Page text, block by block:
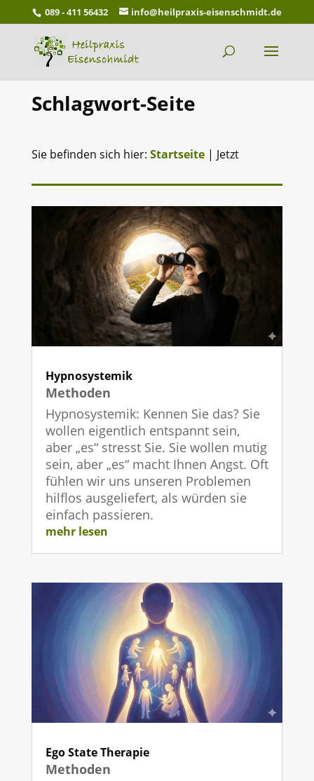
089 - 411 56432 info@heilpraxis-eisenschmidt.de
Schlagwort-Seite
Sie befinden sich hier: Startseite| Jetzt
Hypnosystemik
Methoden
Hypnosystemik: Kennen Sie das? Sie
wollen eigentlich entspannt sein,
aber „es“ stresst Sie. Sie wollen mutig
sein, aber „es“ macht Ihnen Angst. Oft
fühlen wir uns unseren Problemen
hilflos ausgeliefert, als würden sie
einfach passieren.
mehr lesen
Ego State Therapie
Methoden